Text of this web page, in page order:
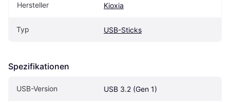
Hersteller Kioxia
Typ USB-Sticks
Spezifikationen
USB-Version USB 3.2 (Gen 1)